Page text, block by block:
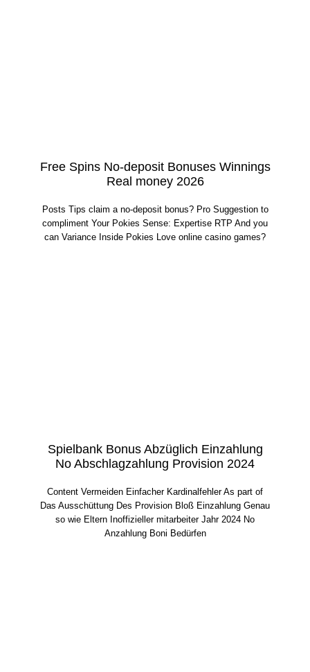
Free Spins No-deposit Bonuses Winnings
Real money 2026
Posts Tips claim a no-deposit bonus? Pro Suggestion to
compliment Your Pokies Sense: Expertise RTP And you
can Variance Inside Pokies Love online casino games?
Spielbank Bonus Abzüglich Einzahlung
No Abschlagzahlung Provision 2024
Content Vermeiden Einfacher Kardinalfehler As part of
Das Ausschüttung Des Provision Bloß Einzahlung Genau
so wie Eltern Inoffizieller mitarbeiter Jahr 2024 No
Anzahlung Boni Bedürfen